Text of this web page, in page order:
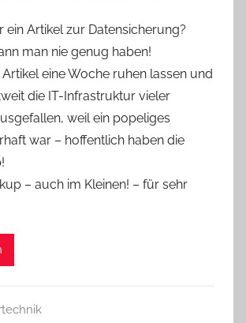
ein Artikel zur Datensicherung?
man nie genug haben!
eine Woche ruhen lassen und
die IT-Infrastruktur vieler
weil ein popeliges
war – hoffentlich haben die
– auch im Kleinen! – für sehr